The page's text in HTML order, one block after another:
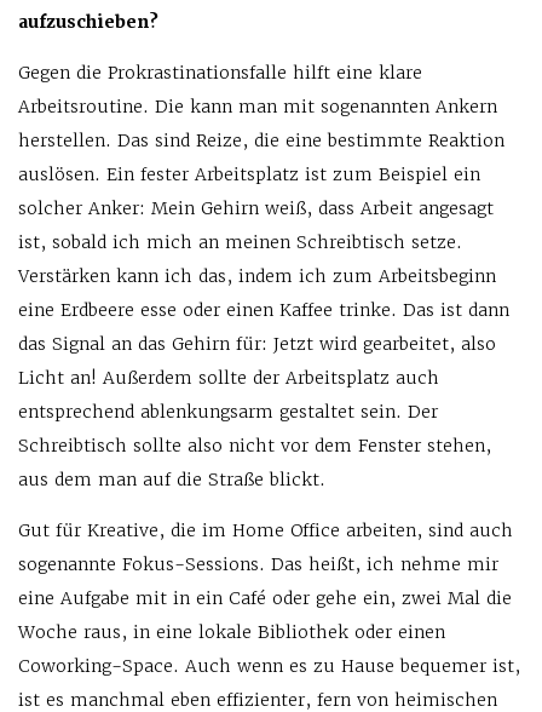
aufzuschieben?
Gegen die Prokrastinationsfalle hilft eine klare
Arbeitsroutine. Die kann man mit sogenannten Ankern
herstellen. Das sind Reize, die eine bestimmte Reaktion
auslösen. Ein fester Arbeitsplatz ist zum Beispiel ein
solcher Anker: Mein Gehirn weiß, dass Arbeit angesagt
ist, sobald ich mich an meinen Schreibtisch setze.
Verstärken kann ich das, indem ich zum Arbeitsbeginn
eine Erdbeere esse oder einen Kaffee trinke. Das ist dann
das Signal an das Gehirn für: Jetzt wird gearbeitet, also
Licht an! Außerdem sollte der Arbeitsplatz auch
entsprechend ablenkungsarm gestaltet sein. Der
Schreibtisch sollte also nicht vor dem Fenster stehen,
aus dem man auf die Straße blickt.
Gut für Kreative, die im Home Office arbeiten, sind auch
sogenannte Fokus-Sessions. Das heißt, ich nehme mir
eine Aufgabe mit in ein Café oder gehe ein, zwei Mal die
Woche raus, in eine lokale Bibliothek oder einen
Coworking-Space. Auch wenn es zu Hause bequemer ist,
ist es manchmal eben effizienter, fern von heimischen